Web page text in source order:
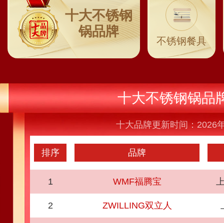
十大不锈钢
锅品牌
不锈钢餐具
十大不锈钢锅品
十大品牌更新时间：2026
排序 品牌
1 WMF福腾宝
2 ZWILLING双立人